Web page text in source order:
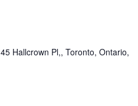
45 Hallcrown Pl,, Toronto, Ontario,